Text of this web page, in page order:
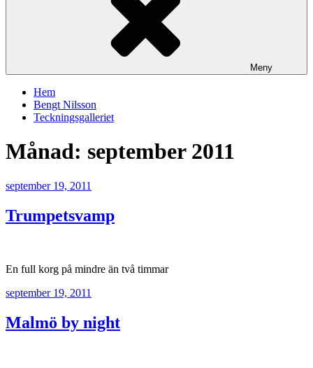
Meny
Hem
Bengt Nilsson
Teckningsgalleriet
Månad: september 2011
Publicerat
september 19, 2011
Trumpetsvamp
En full korg på mindre än två timmar
Publicerat
september 19, 2011
Malmö by night